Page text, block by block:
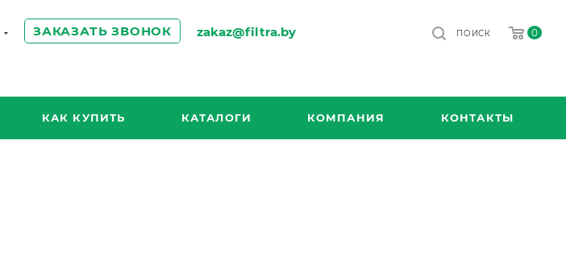
ЗАКАЗАТЬ ЗВОНОК zakaz@filtra.by 0
ПОИСК
КАК КУПИТЬ КАТАЛОГИ КОМПАНИЯ КОНТАКТЫ